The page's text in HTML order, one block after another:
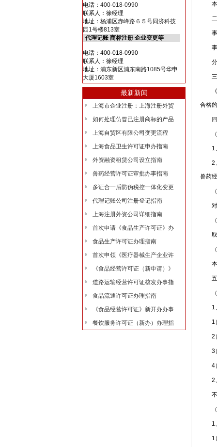
电话： 400-018-0990
联系人：徐经理
地址： 杨浦区赤峰路６５号同济科技
园1号楼813室
代理记账 商标注册 企业变更等
电话：400-018-0990
联系人：徐经理
地址： 浦东新区浦东南路1085号华申
大厦1603室
最新新闻
上海市企业注册：上海注册外贸
如何处理仿冒已注册商标的产品
上海自贸区有限公司变更流程
上海食品卫生许可证申办指南
外资融资租赁公司设立指南
兽药经营许可证审批办事指南
多证合一后防伪税控一体化变更
代理记账公司注册登记指南
上海注册外资公司详细指南
首次申请《食品生产许可证》办
食品生产许可证办理指南
首次申领《医疗器械生产企业许
《食品经营许可证（新申请）》
道路运输经营许可证核发办事指
食品流通许可证办理指南
《食品经营许可证》新开办办事
餐饮服务许可证（新办）办理指
本指
二
事
事
分项
三
《兽
合格
四
（
1、
2、
兽药
（
对本
（
取得
（
本
五
（
1、
1）
2）
3）
4）
2、
不
（
1、
1）